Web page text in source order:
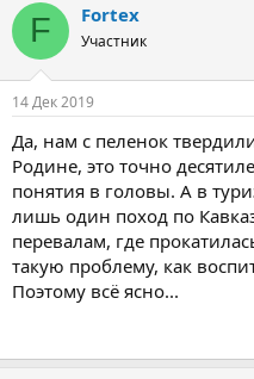
F Fortex
Участник
14 Дек 2019
Да, нам с пеленок
Родине, это точно
понятия в головы. А в
лишь один поход по
перевалам, где
такую проблему, как
Поэтому всё ясно...